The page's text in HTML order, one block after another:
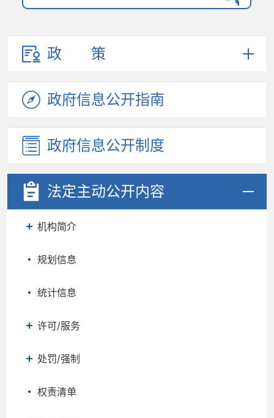
政策
政府信息公开指南
政府信息公开制度
法定主动公开内容
机构简介
规划信息
统计信息
许可/服务
处罚/强制
权责清单